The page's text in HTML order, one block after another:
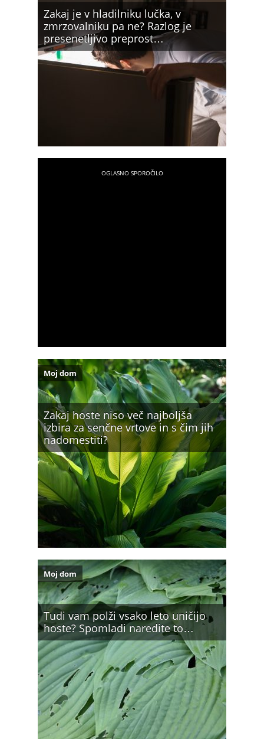
Zakaj je v hladilniku lučka, v
zmrzovalniku pa ne? Razlog je
presenetljivo preprost…
Zakaj hoste niso več najboljša
izbira za senčne vrtove in s čim jih
nadomestiti?
Moj dom
Tudi vam polži vsako leto uničijo
hoste? Spomladi naredite to…
Moj dom